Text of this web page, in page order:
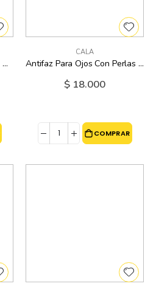
Almohadillas Para Ojos Frio O Caliente Piña Cala
CALA
Antifaz Para Ojos Con Perlas De Gel Cala
$ 18.000
COMPRAR